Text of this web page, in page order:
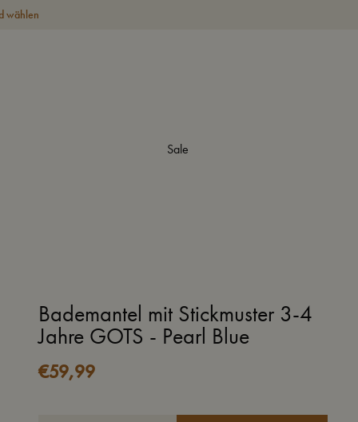
wählen
Sale
Bademantel mit Stickmuster 3-4
Jahre GOTS - Pearl Blue
€59,99